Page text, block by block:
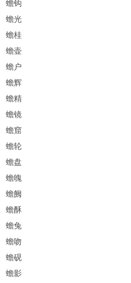
蟾钩
蟾光
蟾桂
蟾壶
蟾户
蟾辉
蟾精
蟾镜
蟾窟
蟾轮
蟾盘
蟾魄
蟾阙
蟾酥
蟾兔
蟾吻
蟾砚
蟾影